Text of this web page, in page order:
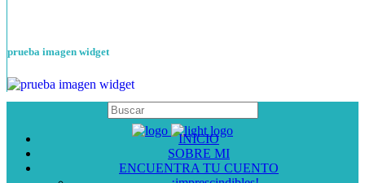
prueba imagen widget
INICIO
SOBRE MI
ENCUENTRA TU CUENTO